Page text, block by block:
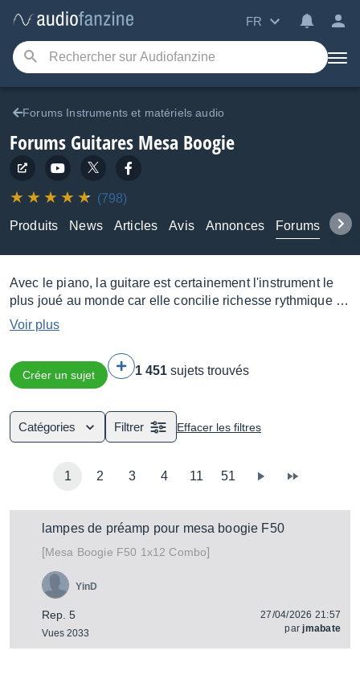
FR
Forums Instruments et matériels audio
Forums Guitares Mesa Boogie
(798)
Produits
News Articles Avis Annonces Forums
Avec le piano, la guitare est certainement l'instrument le
plus joué au monde car elle concilie richesse rythmique et
harmonique tout en restant relativement abordable… et
transportable.
, elle se compose d'un manche fretté et d'une
caisse (ou d'une table) de résonance, sur lesquels sont
tendues 6 à 12 cordes qu'on pince pour produire du son.
Voir plus
Créer un sujet 1 451 sujets trouvés
Catégories Filtrer Effacer les filtres
1 2 3 4 11 51
lampes de préamp pour mesa boogie F50
[Mesa Boogie F50 1x12 Combo]
Rep. 5
Vues 2033
YinD
27/04/2026 21:57
parjmabate